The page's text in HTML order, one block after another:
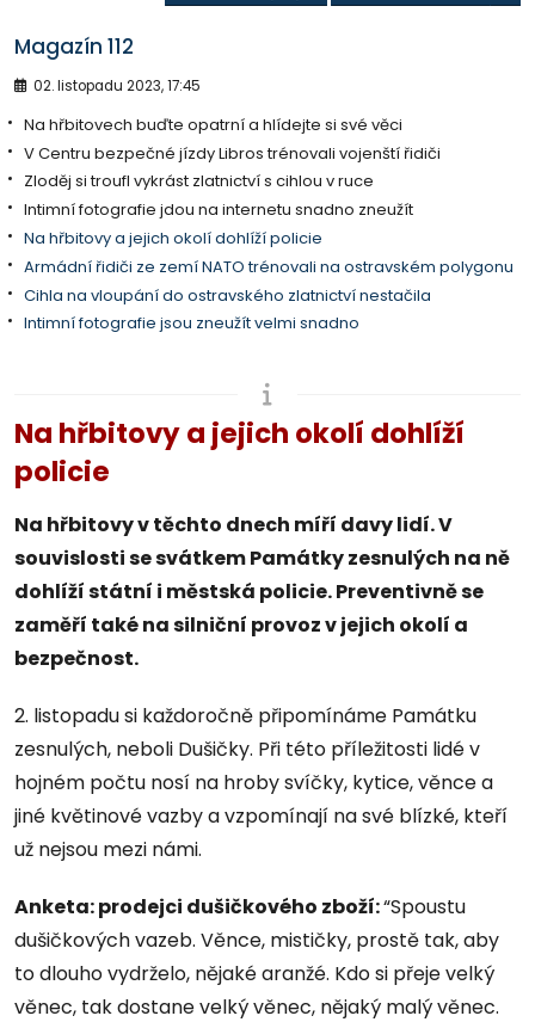
Magazín 112
02. listopadu 2023, 17:45
Na hřbitovech buďte opatrní a hlídejte si své věci
V Centru bezpečné jízdy Libros trénovali vojenští řidiči
Zloděj si troufl vykrást zlatnictví s cihlou v ruce
Intimní fotografie jdou na internetu snadno zneužít
Na hřbitovy a jejich okolí dohlíží policie
Armádní řidiči ze zemí NATO trénovali na ostravském polygonu
Cihla na vloupání do ostravského zlatnictví nestačila
Intimní fotografie jsou zneužít velmi snadno
Na hřbitovy a jejich okolí dohlíží
policie
Na hřbitovy v těchto dnech míří davy lidí. V
souvislosti se svátkem Památky zesnulých na ně
dohlíží státní i městská policie. Preventivně se
zaměří také na silniční provoz v jejich okolí a
bezpečnost.
2. listopadu si každoročně připomínáme Památku
zesnulých, neboli Dušičky. Při této příležitosti lidé v
hojném počtu nosí na hroby svíčky, kytice, věnce a
jiné květinové vazby a vzpomínají na své blízké, kteří
už nejsou mezi námi.
Anketa: prodejci dušičkového zboží:“Spoustu
dušičkových vazeb. Věnce, mističky, prostě tak, aby
to dlouho vydrželo, nějaké aranžé. Kdo si přeje velký
věnec, tak dostane velký věnec, nějaký malý věnec.